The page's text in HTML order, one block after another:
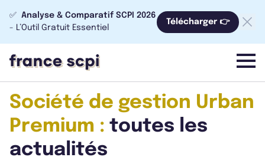
✅ Analyse & Comparatif SCPI 2026
- L’Outil Gratuit Essentiel
Télécharger 👉
menu
Société de gestion Urban
Premium : toutes les
actualités